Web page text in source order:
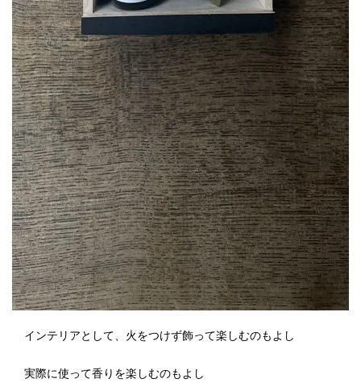
インテリアとして、火をつけず飾って楽しむのもよし
実際に使って香りを楽しむのもよし